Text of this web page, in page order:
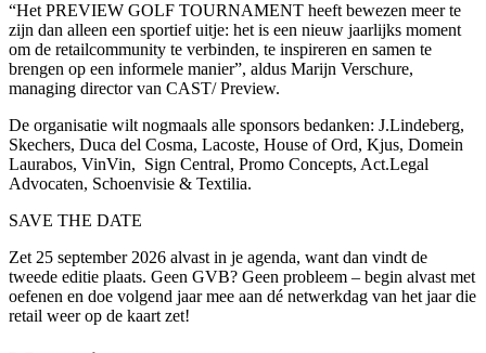
“Het PREVIEW GOLF TOURNAMENT heeft bewezen meer te
zijn dan alleen een sportief uitje: het is een nieuw jaarlijks moment
om de retailcommunity te verbinden, te inspireren en samen te
brengen op een informele manier”, aldus Marijn Verschure,
managing director van CAST/ Preview.
De organisatie wilt nogmaals alle sponsors bedanken: J.Lindeberg,
Skechers, Duca del Cosma, Lacoste, House of Ord, Kjus, Domein
Laurabos, VinVin, Sign Central, Promo Concepts, Act.Legal
Advocaten, Schoenvisie & Textilia.
SAVE THE DATE
Zet 25 september 2026 alvast in je agenda, want dan vindt de
tweede editie plaats. Geen GVB? Geen probleem – begin alvast met
oefenen en doe volgend jaar mee aan dé netwerkdag van het jaar die
retail weer op de kaart zet!